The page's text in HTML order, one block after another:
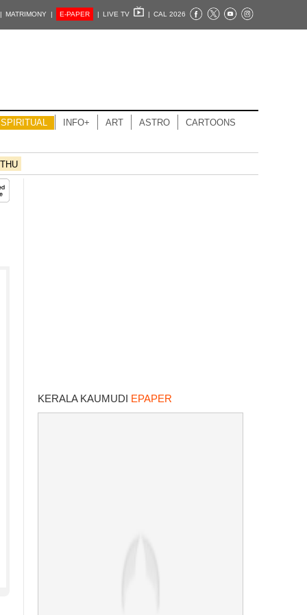
MATRIMONY | E-PAPER | LIVE TV | CAL 2026
SPIRITUAL INFO+ ART ASTRO CARTOONS
KERALA KAUMUDI EPAPER